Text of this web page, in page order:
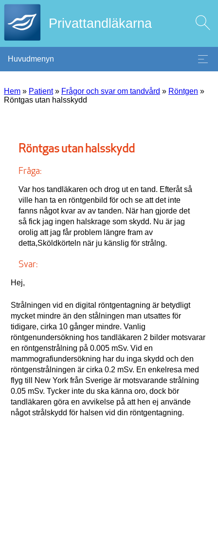
Privattandläkarna
Huvudmenyn
Hem » Patient» Frågor och svar om tandvård » Röntgen »
Röntgas utan halsskydd
Röntgas utan halsskydd
Fråga:
Var hos tandläkaren och drog ut en tand. Efteråt så
ville han ta en röntgenbild för och se att det inte
fanns något kvar av av tanden. När han gjorde det
så fick jag ingen halskrage som skydd. Nu är jag
orolig att jag får problem längre fram av
detta,Sköldkörteln när ju känslig för strålng.
Svar:
Hej,
Strålningen vid en digital röntgentagning är betydligt
mycket mindre än den stålningen man utsattes för
tidigare, cirka 10 gånger mindre. Vanlig
röntgenundersökning hos tandläkaren 2 bilder motsvarar
en röntgenstrålning på 0.005 mSv. Vid en
mammografiundersökning har du inga skydd och den
röntgenstrålningen är cirka 0.2 mSv. En enkelresa med
flyg till New York från Sverige är motsvarande strålning
0.05 mSv. Tycker inte du ska känna oro, dock bör
tandläkaren göra en avvikelse på att hen ej använde
något strålskydd för halsen vid din röntgentagning.